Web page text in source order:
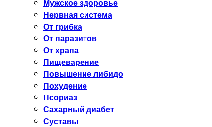
Мужское здоровье
Нервная система
От грибка
От паразитов
От храпа
Пищеварение
Повышение либидо
Похудение
Псориаз
Сахарный диабет
Суставы